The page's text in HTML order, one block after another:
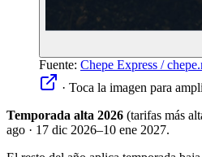
Fuente: Chepe Express /
· Toca la imagen para
Temporada alta 2026 (tarifas más
ago · 17 dic 2026–10 ene 2027.